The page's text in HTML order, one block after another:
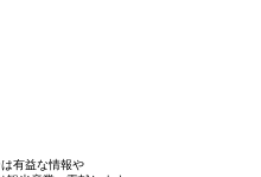
有益な情報や